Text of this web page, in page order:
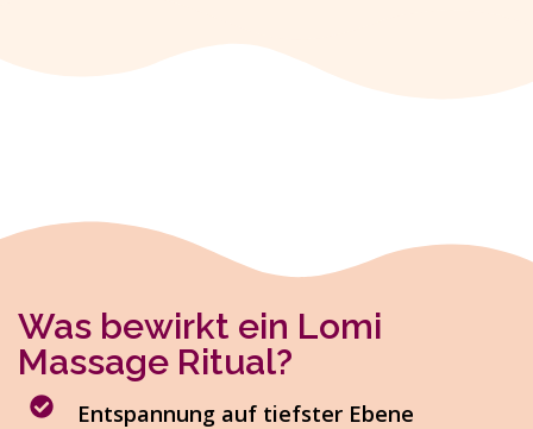
Was bewirkt ein Lomi
Massage Ritual?
Entspannung auf tiefster Ebene